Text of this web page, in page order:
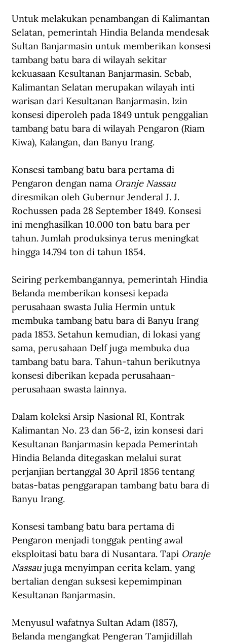
Untuk melakukan penambangan di Kalimantan
Selatan, pemerintah Hindia Belanda mendesak
Sultan Banjarmasin untuk memberikan konsesi
tambang batu bara di wilayah sekitar
kekuasaan Kesultanan Banjarmasin. Sebab,
Kalimantan Selatan merupakan wilayah inti
warisan dari Kesultanan Banjarmasin. Izin
konsesi diperoleh pada 1849 untuk penggalian
tambang batu bara di wilayah Pengaron (Riam
Kiwa), Kalangan, dan Banyu Irang.
Konsesi tambang batu bara pertama di
Pengaron dengan nama Oranje Nassau
diresmikan oleh Gubernur Jenderal J. J.
Rochussen pada 28 September 1849. Konsesi
ini menghasilkan 10.000 ton batu bara per
tahun. Jumlah produksinya terus meningkat
hingga 14.794 ton di tahun 1854.
Seiring perkembangannya, pemerintah Hindia
Belanda memberikan konsesi kepada
perusahaan swasta Julia Hermin untuk
membuka tambang batu bara di Banyu Irang
pada 1853. Setahun kemudian, di lokasi yang
sama, perusahaan Delf juga membuka dua
tambang batu bara. Tahun-tahun berikutnya
konsesi diberikan kepada perusahaan-
perusahaan swasta lainnya.
Dalam koleksi Arsip Nasional RI, Kontrak
Kalimantan No. 23 dan 56-2, izin konsesi dari
Kesultanan Banjarmasin kepada Pemerintah
Hindia Belanda ditegaskan melalui surat
perjanjian bertanggal 30 April 1856 tentang
batas-batas penggarapan tambang batu bara di
Banyu Irang.
Konsesi tambang batu bara pertama di
Pengaron menjadi tonggak penting awal
eksploitasi batu bara di Nusantara. Tapi Oranje
Nassau juga menyimpan cerita kelam, yang
bertalian dengan suksesi kepemimpinan
Kesultanan Banjarmasin.
Menyusul wafatnya Sultan Adam (1857),
Belanda mengangkat Pengeran Tamjidillah